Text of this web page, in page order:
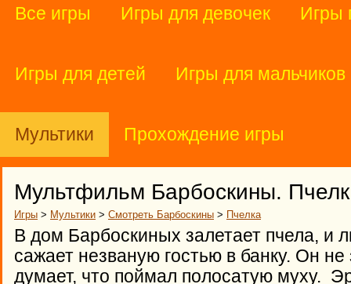
Все игры Игры для девочек Игры
Игры для детей Игры для мальчиков
Мультики Прохождение игры
Мультфильм Барбоскины.
Игры > Мультики > Смотреть Барбоскины > Пчелка
В дом Барбоскиных залетает пчела,
сажает незваную гостью в банку. Он не
думает, что поймал полосатую муху.